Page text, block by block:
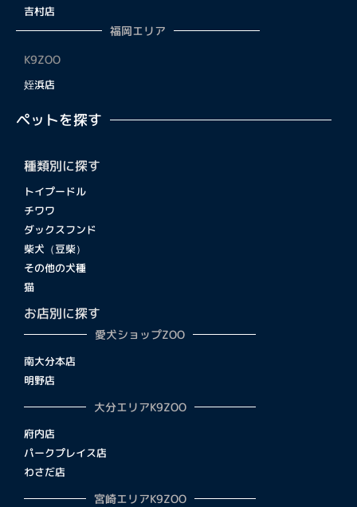
吉村店
福岡エリア
K9ZOO
姪浜店
ペットを探す
種類別に探す
トイプードル
チワワ
ダックスフンド
柴犬（豆柴）
その他の犬種
猫
お店別に探す
愛犬ショップZOO
南大分本店
明野店
大分エリアK9ZOO
府内店
パークプレイス店
わさだ店
宮崎エリアK9ZOO